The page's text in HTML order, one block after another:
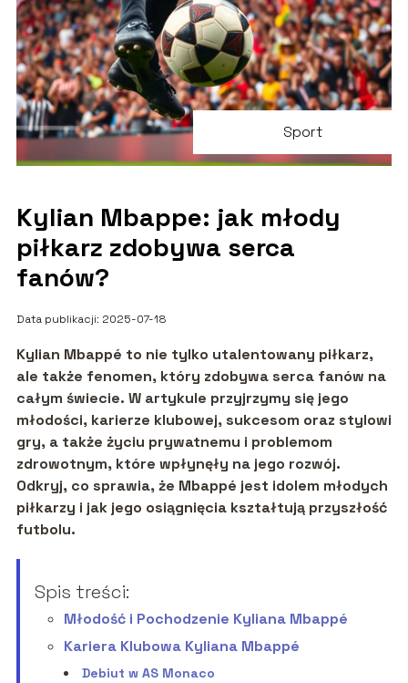
Sport
Kylian Mbappe: jak młody
piłkarz zdobywa serca
fanów?
Data publikacji: 2025-07-18
Kylian Mbappé to nie tylko utalentowany piłkarz,
ale także fenomen, który zdobywa serca fanów na
całym świecie. W artykule przyjrzymy się jego
młodości, karierze klubowej, sukcesom oraz stylowi
gry, a także życiu prywatnemu i problemom
zdrowotnym, które wpłynęły na jego rozwój.
Odkryj, co sprawia, że Mbappé jest idolem młodych
piłkarzy i jak jego osiągnięcia kształtują przyszłość
futbolu.
Spis treści:
Młodość i Pochodzenie Kyliana Mbappé
Kariera Klubowa Kyliana Mbappé
Debiut w AS Monaco